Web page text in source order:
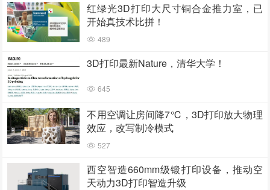
红绿光3D打印大尺寸铜合金推力室，已
开始真技术比拼！
489
3D打印最新Nature，清华大学！
645
不用空调让房间降7℃，3D打印放大物理
效应，改写制冷模式
527
西空智造660mm级锻打印设备，推动空
天动力3D打印智造升级